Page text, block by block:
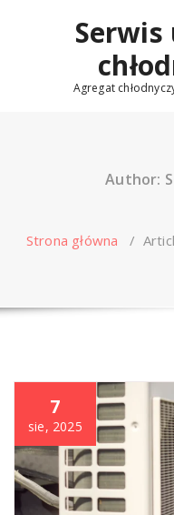
Serwis
Agregat
Author:
Strona główna /
7
sie, 2025